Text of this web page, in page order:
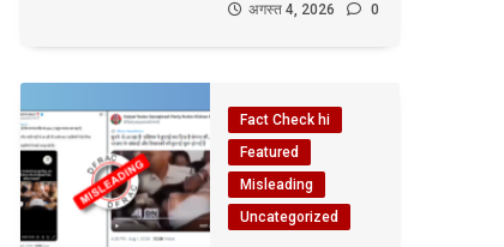
अगस्त 4, 2026
0
Fact Check hi
Featured
Misleading
Uncategorized